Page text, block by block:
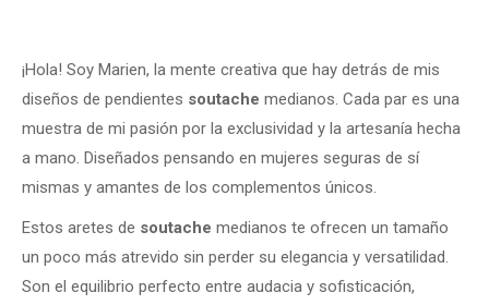
¡Hola! Soy Marien, la mente creativa que hay detrás de mis
diseños de pendientes soutache medianos. Cada par es una
muestra de mi pasión por la exclusividad y la artesanía hecha
a mano. Diseñados pensando en mujeres seguras de sí
mismas y amantes de los complementos únicos.
Estos aretes de soutache medianos te ofrecen un tamaño
un poco más atrevido sin perder su elegancia y versatilidad.
Son el equilibrio perfecto entre audacia y sofisticación,